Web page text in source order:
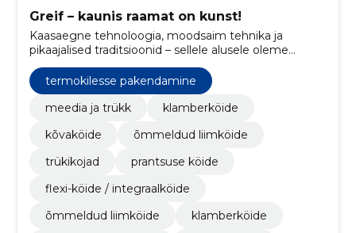
Greif – kaunis raamat on kunst!
Kaasaegne tehnoloogia, moodsaim tehnika ja
pikaajalised traditsioonid – sellele alusele oleme
termokilesse pakendamine
meedia ja trükk
klamberköide
kõvaköide
õmmeldud liimköide
trükikojad
prantsuse köide
flexi-köide / integraalköide
õmmeldud liimköide
klamberköide